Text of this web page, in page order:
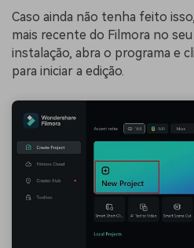
Caso ainda não tenha feito
mais recente do Filmora no
instalação, abra o programa e
para iniciar a edição.